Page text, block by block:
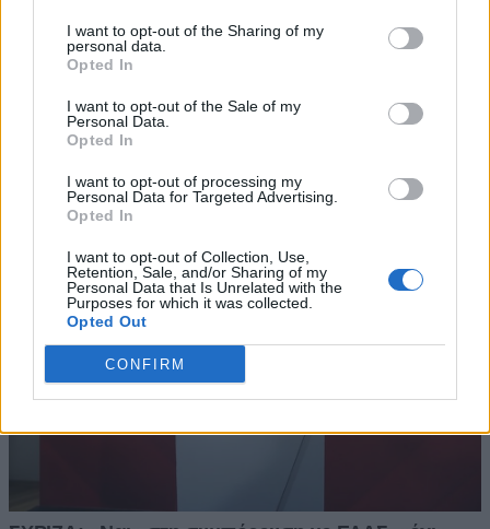
I want to opt-out of the Sharing of my
personal data.
Opted In
I want to opt-out of the Sale of my
Personal Data.
Opted In
I want to opt-out of processing my
Personal Data for Targeted Advertising.
Opted In
I want to opt-out of Collection, Use,
Retention, Sale, and/or Sharing of my
Personal Data that Is Unrelated with the
Purposes for which it was collected.
Opted Out
CONFIRM